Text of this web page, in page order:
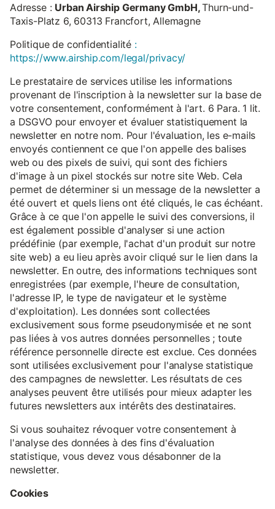
Adresse : Urban Airship Germany GmbH,Thurn-und-
Taxis-Platz 6, 60313 Francfort, Allemagne
Politique de confidentialité :
https://www.airship.com/legal/privacy/
Le prestataire de services utilise les informations
provenant de l'inscription à la newsletter sur la base de
votre consentement, conformément à l'art. 6 Para. 1 lit.
a DSGVO pour envoyer et évaluer statistiquement la
newsletter en notre nom. Pour l'évaluation, les e-mails
envoyés contiennent ce que l'on appelle des balises
web ou des pixels de suivi, qui sont des fichiers
d'image à un pixel stockés sur notre site Web. Cela
permet de déterminer si un message de la newsletter a
été ouvert et quels liens ont été cliqués, le cas échéant.
Grâce à ce que l'on appelle le suivi des conversions, il
est également possible d'analyser si une action
prédéfinie (par exemple, l'achat d'un produit sur notre
site web) a eu lieu après avoir cliqué sur le lien dans la
newsletter. En outre, des informations techniques sont
enregistrées (par exemple, l'heure de consultation,
l'adresse IP, le type de navigateur et le système
d'exploitation). Les données sont collectées
exclusivement sous forme pseudonymisée et ne sont
pas liées à vos autres données personnelles ; toute
référence personnelle directe est exclue. Ces données
sont utilisées exclusivement pour l'analyse statistique
des campagnes de newsletter. Les résultats de ces
analyses peuvent être utilisés pour mieux adapter les
futures newsletters aux intérêts des destinataires.
Si vous souhaitez révoquer votre consentement à
l'analyse des données à des fins d'évaluation
statistique, vous devez vous désabonner de la
newsletter.
Cookies